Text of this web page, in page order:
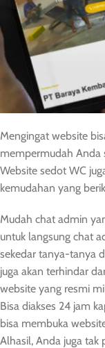
Mengingat website
mempermudah Anda
Website sedot WC
kemudahan yang
Mudah chat admin
untuk langsung chat
sekedar tanya-tanya
juga akan terhindar
website yang resmi
Bisa diakses 24 jam
bisa membuka
Alhasil, Anda juga tak